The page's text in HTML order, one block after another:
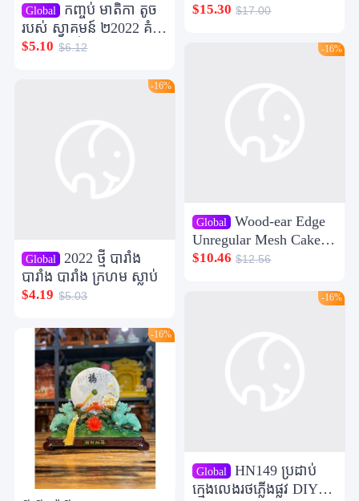
Global
កញ្ចប់ មាតិកា តូច
របស់ ស្វាគមន៍ ២2022 គំរូ
រ៉ូម មេឌៀ ថ្មី កញ្ចប់ កូដ កូដ
$5.10 $6.12
Global
2022 ថ្មី បារាំង
បារាំង បារាំង ក្រហម ស្លាប់
$4.19 $5.03
-16%
-16%
$15.30 $17.00
Global Wood-ear Edge
Unregular Mesh Cake
Skirt កម្រិត កណ្ដាល កម្រិត
$10.46 $12.56
-16%
Global HN149 ប្រដាប់
ក្មេងលេងរថភ្លើងផ្លូវ DIY
-16%